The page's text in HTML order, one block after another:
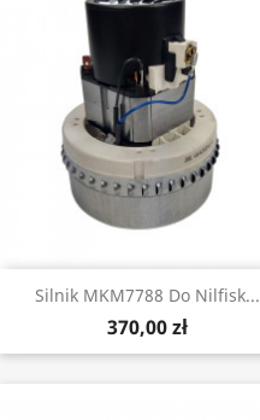
Silnik MKM7788 Do Nilfisk...
370,00 zł
Szybki podgląd